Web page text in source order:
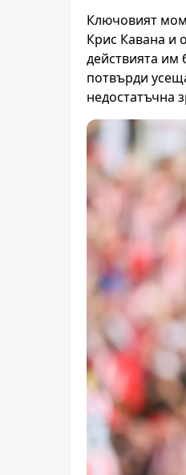
Ключовият
Крис Кавана и
действията им
потвърди
недостатъчна